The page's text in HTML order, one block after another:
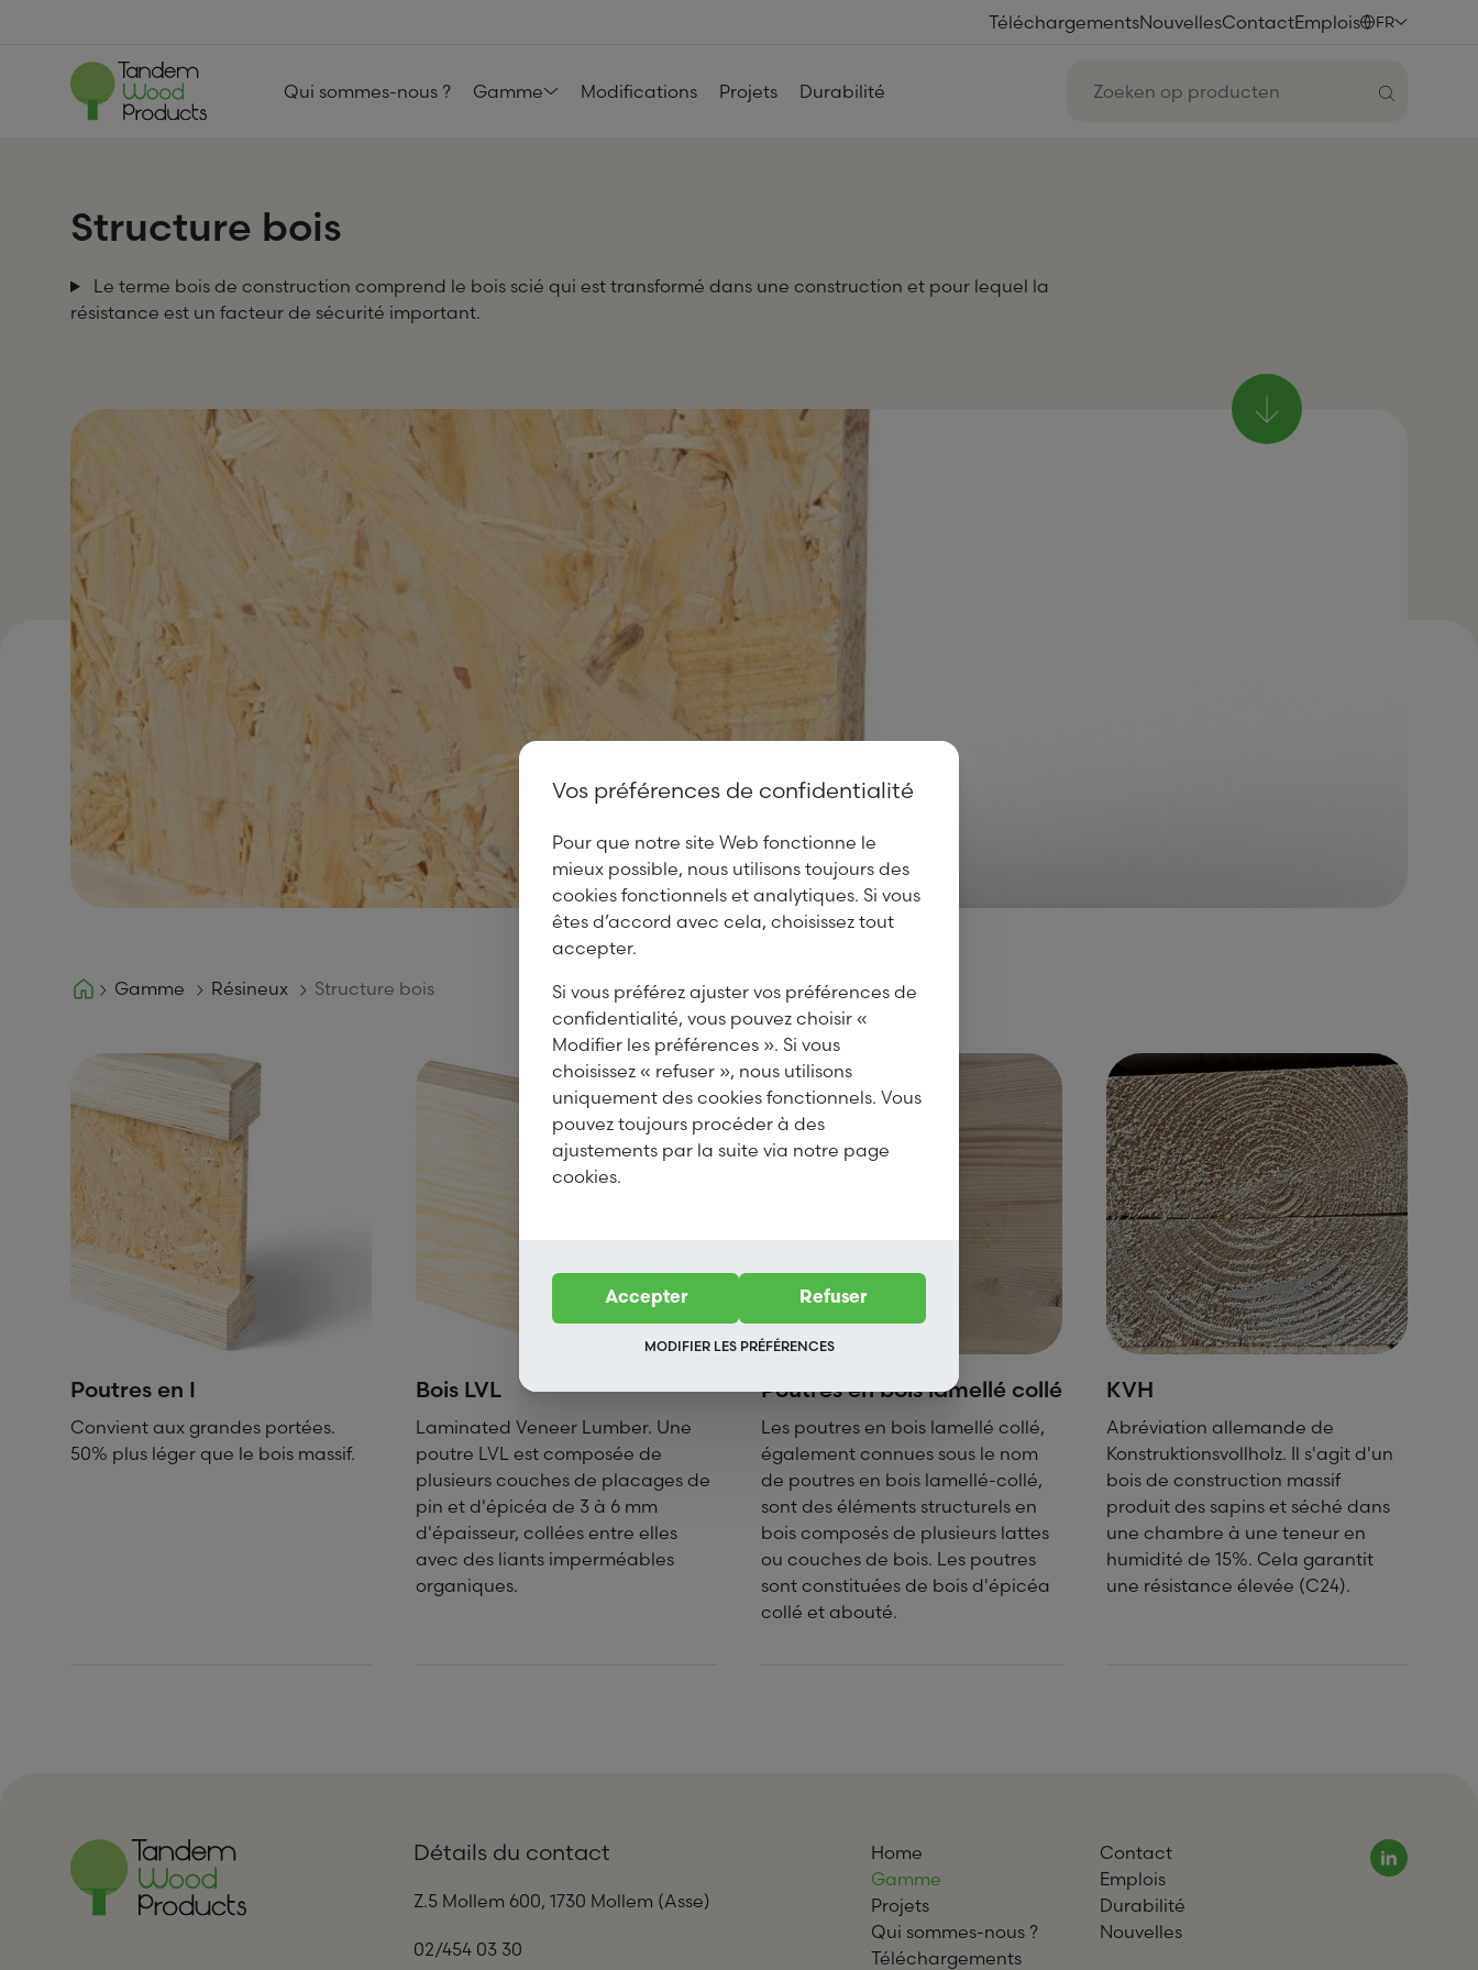
TéléchargementsNouvellesContactEmplois FR
Qui sommes-nous ? Gamme Modifications Projets Durabilité
Structure bois
résistance est un facteur de sécurité important.
Gamme Résineux Structure bois
Poutres en I
Convient aux grandes portées.
50% plus léger que le bois massif.
Bois LVL
Laminated Veneer Lumber. Une
poutre LVL est composée de
plusieurs couches de placages de
pin et d'épicéa de 3 à 6 mm
d'épaisseur, collées entre elles
avec des liants imperméables
organiques.
Poutres en bois lamellé collé
Les poutres en bois lamellé collé,
également connues sous le nom
de poutres en bois lamellé-collé,
sont des éléments structurels en
bois composés de plusieurs lattes
ou couches de bois. Les poutres
sont constituées de bois d'épicéa
collé et abouté.
KVH
Abréviation allemande de
Konstruktionsvollholz. Il s'agit d'un
bois de construction massif
produit des sapins et séché dans
une chambre à une teneur en
humidité de 15%. Cela garantit
une résistance élevée (C24).
Détails du contact
Z.5 Mollem 600, 1730 Mollem (Asse)
02/454 03 30
Home
Gamme
Projets
Qui sommes-nous ?
Téléchargements
Contact
Emplois
Durabilité
Nouvelles
Vos préférences de confidentialité
Pour que notre site Web fonctionne le
mieux possible, nous utilisons toujours des
cookies fonctionnels et analytiques. Si vous
êtes d’accord avec cela, choisissez tout
accepter.
Si vous préférez ajuster vos préférences de
confidentialité, vous pouvez choisir «
Modifier les préférences ». Si vous
choisissez « refuser », nous utilisons
uniquement des cookies fonctionnels. Vous
pouvez toujours procéder à des
ajustements par la suite via notre page
cookies.
Accepter Refuser
MODIFIER LES PRÉFÉRENCES